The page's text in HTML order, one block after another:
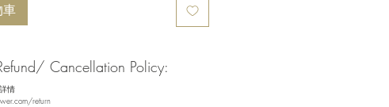
車
Cancellation Policy:
情
return